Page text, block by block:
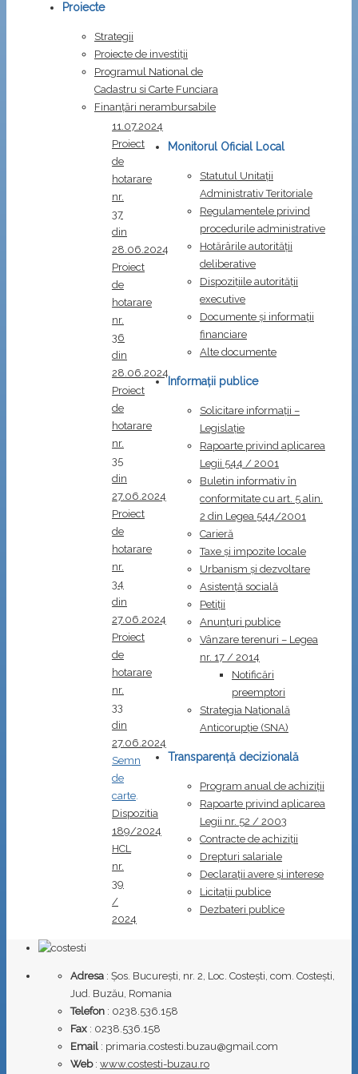
de
hotarare
nr.
38
din
11.07.2024
Proiect
de
hotarare
nr.
37
din
28.06.2024
Proiect
de
hotarare
nr.
36
din
28.06.2024
Proiect
de
hotarare
nr.
35
din
27.06.2024
Proiect
de
hotarare
nr.
34
din
27.06.2024
Proiect
de
hotarare
nr.
33
din
27.06.2024
Semn
de
carte
Dispozitia
189/2024
HCL
nr.
39
/
2024
Proiecte
Strategii
Proiecte de investiții
Programul National de
Cadastru si Carte Funciara
Finanțări nerambursabile
Monitorul Oficial Local
Statutul Unitații
Administrativ Teritoriale
Regulamentele privind
procedurile administrative
Hotărârile autorității
deliberative
Dispozițiile autorității
executive
Documente și informații
financiare
Alte documente
Informații publice
Solicitare informații –
Legislație
Rapoarte privind aplicarea
Legii 544 / 2001
Buletin informativ în
conformitate cu art. 5 alin.
2 din Legea 544/2001
Carieră
Taxe și impozite locale
Urbanism și dezvoltare
Asistență socială
Petiții
Anunțuri publice
Vânzare terenuri – Legea
nr. 17 / 2014
Notificări
preemptori
Strategia Naţională
Anticorupţie (SNA)
Transparență decizională
Program anual de achiziții
Rapoarte privind aplicarea
Legii nr. 52 / 2003
Contracte de achiziții
Drepturi salariale
Declarații avere și interese
Licitații publice
Dezbateri publice
Adresa : Șos. București, nr. 2, Loc. Costești, com. Costești,
Jud. Buzău, Romania
Telefon : 0238.536.158
Fax : 0238.536.158
Email : primaria.costesti.buzau@gmail.com
Web: www.costesti-buzau.ro